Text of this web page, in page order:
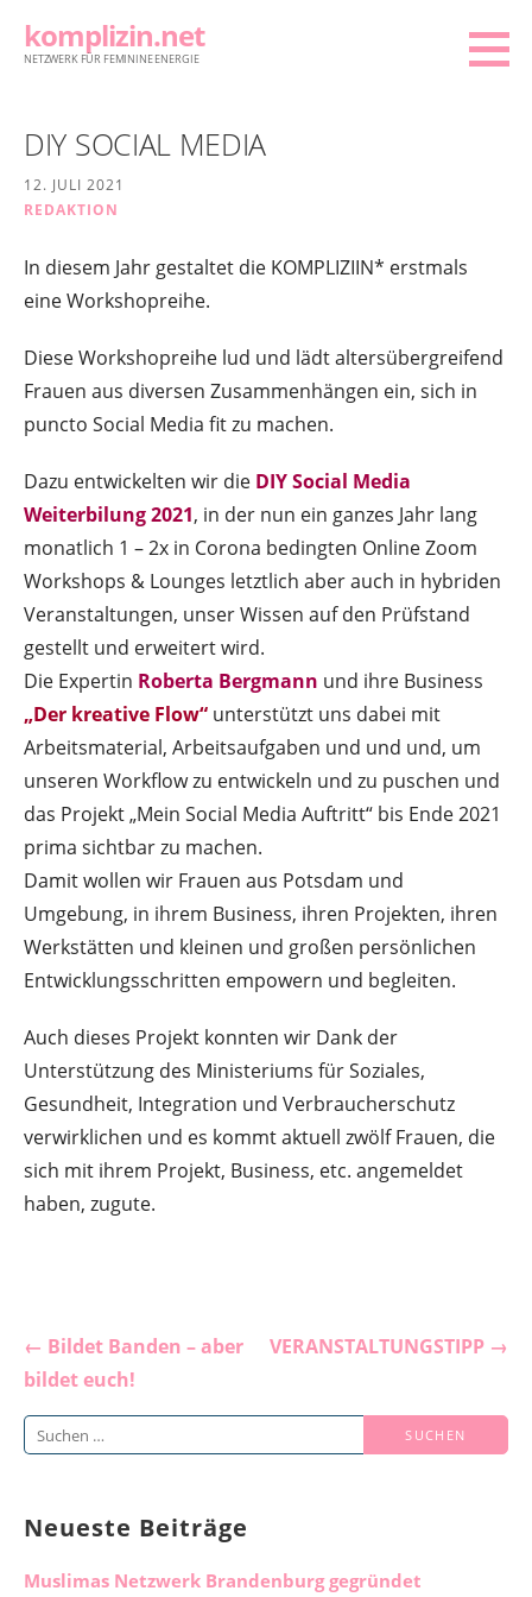
Inhaltkomplizin.net
NETZWERK FÜR FEMININE ENERGIE
DIY SOCIAL MEDIA
12. JULI 2021
REDAKTION
In diesem Jahr gestaltet die KOMPLIZIIN* erstmals
eine Workshopreihe.
Diese Workshopreihe lud und lädt altersübergreifend
Frauen aus diversen Zusammenhängen ein, sich in
puncto Social Media fit zu machen.
Dazu entwickelten wir die DIY Social Media
Weiterbilung 2021, in der nun ein ganzes Jahr lang
monatlich 1 – 2x in Corona bedingten Online Zoom
Workshops & Lounges letztlich aber auch in hybriden
Veranstaltungen, unser Wissen auf den Prüfstand
gestellt und erweitert wird.
Die Expertin Roberta Bergmann und ihre Business
„Der kreative Flow“ unterstützt uns dabei mit
Arbeitsmaterial, Arbeitsaufgaben und und und, um
unseren Workflow zu entwickeln und zu puschen und
das Projekt „Mein Social Media Auftritt“ bis Ende 2021
prima sichtbar zu machen.
Damit wollen wir Frauen aus Potsdam und
Umgebung, in ihrem Business, ihren Projekten, ihren
Werkstätten und kleinen und großen persönlichen
Entwicklungsschritten empowern und begleiten.
Auch dieses Projekt konnten wir Dank der
Unterstützung des Ministeriums für Soziales,
Gesundheit, Integration und Verbraucherschutz
verwirklichen und es kommt aktuell zwölf Frauen, die
sich mit ihrem Projekt, Business, etc. angemeldet
haben, zugute.
Beitragsnavigation
← Bildet Banden – aber
bildet euch!
VERANSTALTUNGSTIPP →
Suchen
Neueste Beiträge
Muslimas Netzwerk Brandenburg gegründet